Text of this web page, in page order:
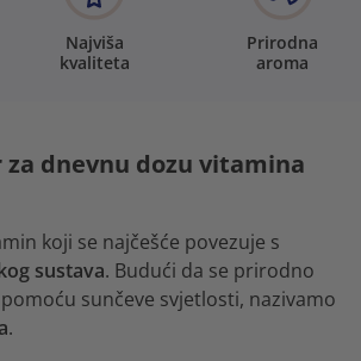
Najviša
kvaliteta
Prirodna
aroma
za dnevnu dozu vitamina
koji se najčešće povezuje s
sustava. Budući da se prirodno
sunčeve svjetlosti, nazivamo
.